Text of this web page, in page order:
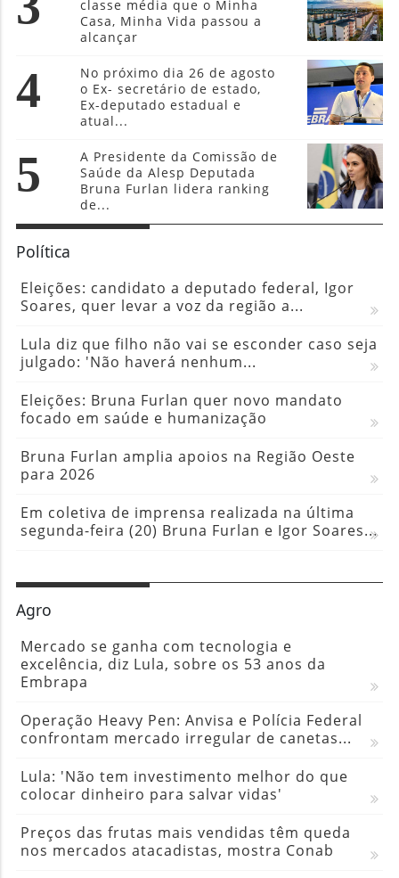
classe média que o Minha
Casa, Minha Vida passou a
alcançar
4
No próximo dia 26 de agosto
o Ex- secretário de estado,
Ex-deputado estadual e
atual...
5
A Presidente da Comissão de
Saúde da Alesp Deputada
Bruna Furlan lidera ranking
de...
Política
Eleições: candidato a deputado federal, Igor
Soares, quer levar a voz da região a...
Lula diz que filho não vai se esconder caso seja
julgado: 'Não haverá nenhum...
Eleições: Bruna Furlan quer novo mandato
focado em saúde e humanização
Bruna Furlan amplia apoios na Região Oeste
para 2026
Em coletiva de imprensa realizada na última
segunda-feira (20) Bruna Furlan e Igor Soares...
Agro
Mercado se ganha com tecnologia e
excelência, diz Lula, sobre os 53 anos da
Embrapa
Operação Heavy Pen: Anvisa e Polícia Federal
confrontam mercado irregular de canetas...
Lula: 'Não tem investimento melhor do que
colocar dinheiro para salvar vidas'
Preços das frutas mais vendidas têm queda
nos mercados atacadistas, mostra Conab